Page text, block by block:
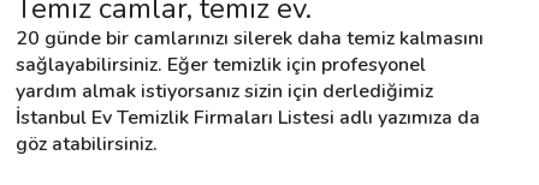
Temiz camlar, temiz ev.
20 günde bir camlarınızı silerek daha temiz kalmasını
sağlayabilirsiniz. Eğer temizlik için profesyonel
yardım almak istiyorsanız sizin için derlediğimiz
İstanbul Ev Temizlik Firmaları Listesi adlı yazımıza da
göz atabilirsiniz.